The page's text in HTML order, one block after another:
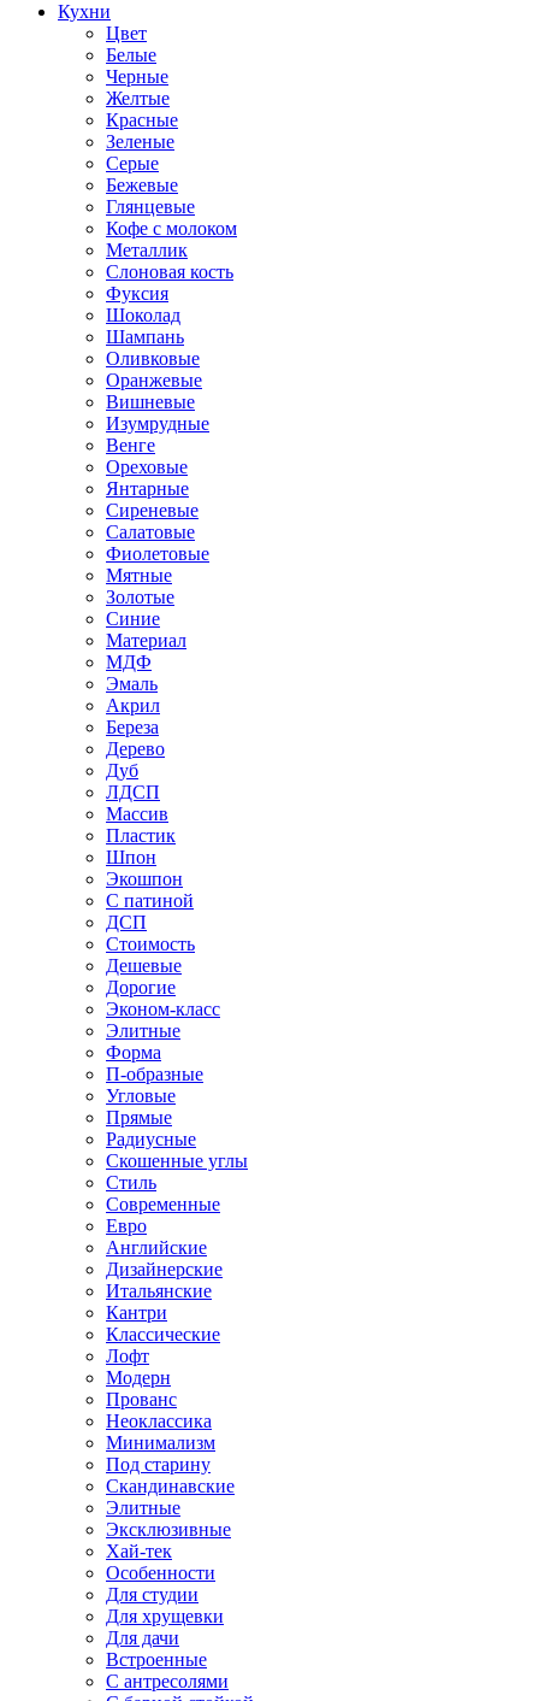
Кухни
Цвет
Белые
Черные
Желтые
Красные
Зеленые
Серые
Бежевые
Глянцевые
Кофе с молоком
Металлик
Слоновая кость
Фуксия
Шоколад
Шампань
Оливковые
Оранжевые
Вишневые
Изумрудные
Венге
Ореховые
Янтарные
Сиреневые
Салатовые
Фиолетовые
Мятные
Золотые
Синие
Материал
МДФ
Эмаль
Акрил
Береза
Дерево
Дуб
ЛДСП
Массив
Пластик
Шпон
Экошпон
С патиной
ДСП
Стоимость
Дешевые
Дорогие
Эконом-класс
Элитные
Форма
П-образные
Угловые
Прямые
Радиусные
Скошенные углы
Стиль
Современные
Евро
Английские
Дизайнерские
Итальянские
Кантри
Классические
Лофт
Модерн
Прованс
Неоклассика
Минимализм
Под старину
Скандинавские
Элитные
Эксклюзивные
Хай-тек
Особенности
Для студии
Для хрущевки
Для дачи
Встроенные
С антресолями